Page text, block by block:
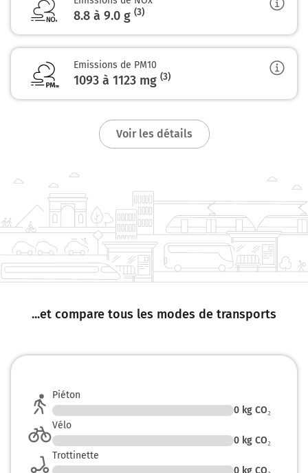
8.8 à 9.0 g (3)
Emissions de PM10
1093 à 1123 mg (3)
Voir les détails
...et compare tous les modes de transports
Piéton
0 kg CO₂
Vélo
0 kg CO₂
Trottinette